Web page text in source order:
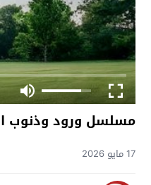
مسلسل ورود وذنوب الحلقة
17 مايو 2026